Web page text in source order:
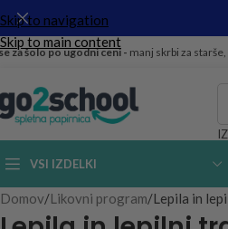
Skip to navigation
Skip to main content
za šolo po ugodni ceni - manj skrbi za
VSI IZDELKI
Domov Likovni program Lepila in